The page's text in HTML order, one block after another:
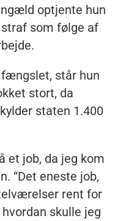
optjente hun
som følge af
står hun
stort, da
staten 1.400
et job, da jeg kom
“Det eneste job,
rent for
skulle jeg